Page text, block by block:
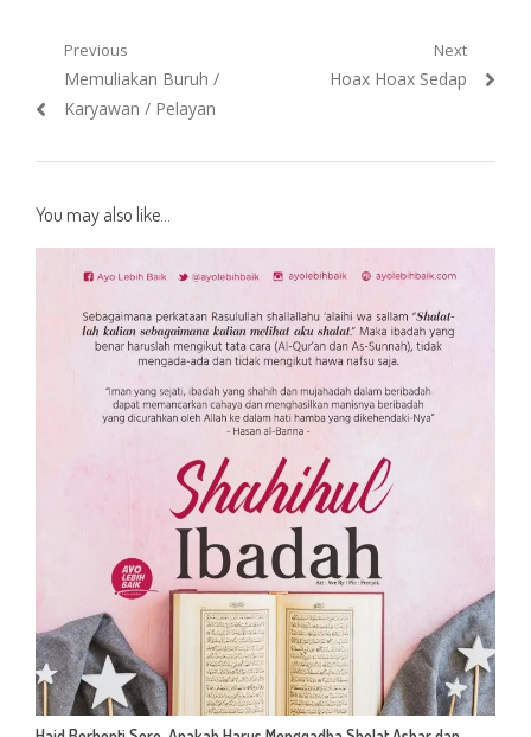
Post
navigation
Previous
Previous
post:
Memuliakan Buruh /
Karyawan / Pelayan
Next
Next
Hoax Hoax Sedap
You may also like...